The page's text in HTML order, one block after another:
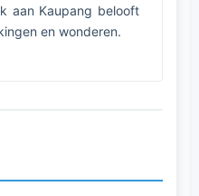
aan Kaupang belooft
en wonderen.